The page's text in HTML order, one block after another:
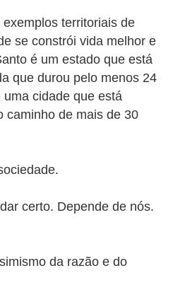
territoriais de
se constrói vida melhor e
é um estado que está
que durou pelo menos 24
cidade que está
caminho de mais de 30
certo. Depende de nós.
da razão e do